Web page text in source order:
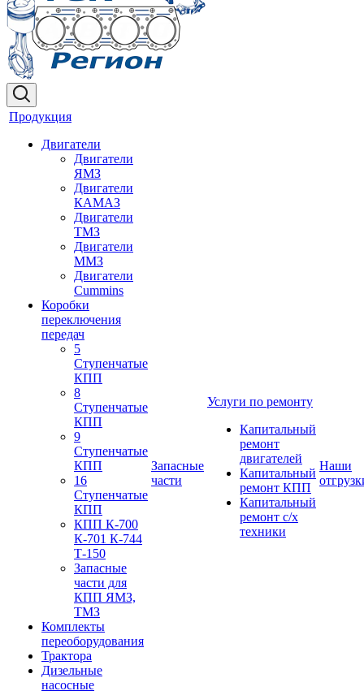
Продукция
Двигатели
Двигатели
ЯМЗ
Двигатели
КАМАЗ
Двигатели
ТМЗ
Двигатели
ММЗ
Двигатели
Cummins
Коробки
переключения
передач
5
Ступенчатые
КПП
8
Ступенчатые
КПП
9
Ступенчатые
КПП
16
Ступенчатые
КПП
КПП К-700
К-701 К-744
Т-150
Запасные
части для
КПП ЯМЗ,
ТМЗ
Комплекты
переоборудования
Трактора
Дизельные
насосные
Запасные
части
Услуги по ремонту
Капитальный
ремонт
двигателей
Капитальный
ремонт КПП
Капитальный
ремонт с/х
техники
Наши